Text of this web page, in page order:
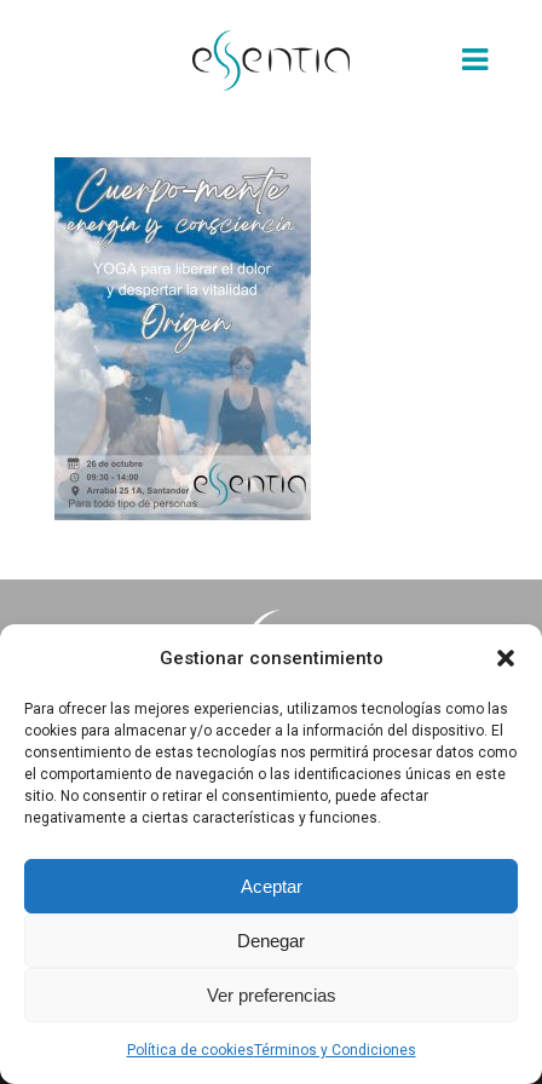
Gestionar consentimiento
Para ofrecer las mejores experiencias, utilizamos tecnologías como las
cookies para almacenar y/o acceder a la información del dispositivo. El
consentimiento de estas tecnologías nos permitirá procesar datos como
el comportamiento de navegación o las identificaciones únicas en este
sitio. No consentir o retirar el consentimiento, puede afectar
negativamente a ciertas características y funciones.
Aceptar
Denegar
Ver preferencias
Política de cookiesTérminos y Condiciones
Essentia · Espacio Terapéutico y Escuela de Yoga
C/Arrabal 25, 1°A y 1ºB 39003
Santander, Cantabria
618 836 285||618 836 218
|Aviso Legal|